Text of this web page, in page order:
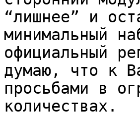
“лишнее” и
минимальный
официальный
думаю, что к
просьбами в
количествах.